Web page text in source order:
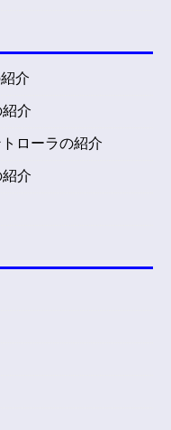
介
介
ローラの紹介
介